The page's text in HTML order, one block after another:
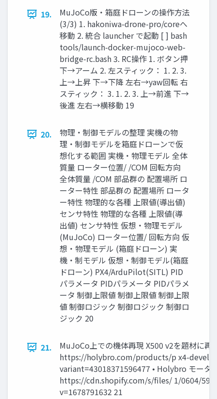
19.
MuJoCo版・箱庭ドローンの操作方法
(3/3) 1. hakoniwa-drone-pro/coreへ
移動 2. 統合 launcher で起動 [ ] bash
tools/launch-docker-mujoco-web-
bridge-rc.bash 3. RC操作 1. ボタン押
下→アーム 2. 左スティック： 1. 2. 3.
上→上昇 下→下降 左右→yaw回転 右
スティック： 3. 1. 2. 3. 上→前進 下→
後進 左右→横移動 19
20.
物理・制御モデルの整理 実機の物
理・制御モデルを箱庭ドローンで仮
想化する範囲 実機・物理モデル 全体
質量 ローター位置/ /COM 回転方向
全体質量 /COM 部品群の 配置場所 ロ
ーター特性 部品群の 配置場所 ロータ
ー特性 物理的な各種 上限値(導出値)
センサ特性 物理的な各種 上限値(導
出値) センサ特性 仮想・物理モデル
(MuJoCo) ローター位置/ 回転方向 仮
想・物理モデル (箱庭ドローン) 実
機・制モデル 仮想・制御モデル(箱庭
ドローン) PX4/ArduPilot(SITL) PID
パラメータ PIDパラメータ PIDパラメ
ータ 制御上限値 制御上限値 制御上限
値 制御ロジック 制御ロジック 制御ロ
ジック 20
21.
MuJoCo上での機体再現 X500 v2を題材に再
https://holybro.com/products/p x4-
variant=43018371596477 • Holybro モータ
https://cdn.shopify.com/s/files/ 1/0604/
v=1678791632 21